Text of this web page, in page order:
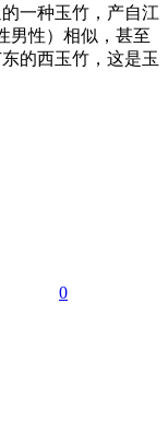
一种玉竹，产自江
男性）相似，甚至
的西玉竹，这是玉
0